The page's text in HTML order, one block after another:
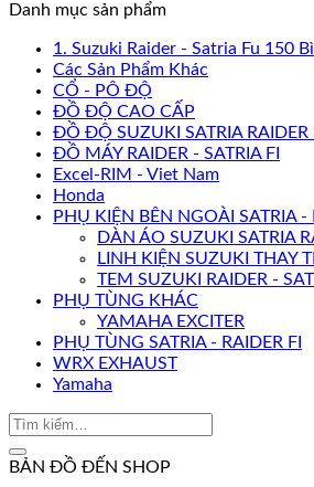
Danh mục sản phẩm
1. Suzuki Raider - Satria Fu 150
Các Sản Phẩm Khác
CỔ - PÔ ĐỘ
ĐỒ ĐỘ CAO CẤP
ĐỒ ĐỘ SUZUKI SATRIA RAIDER
ĐỒ MÁY RAIDER - SATRIA FI
Excel-RIM - Viet Nam
Honda
PHỤ KIỆN BÊN NGOÀI SATRIA -
DÀN ÁO SUZUKI SATRIA
LINH KIỆN SUZUKI THAY
TEM SUZUKI RAIDER -
PHỤ TÙNG KHÁC
YAMAHA EXCITER
PHỤ TÙNG SATRIA - RAIDER FI
WRX EXHAUST
Yamaha
BẢN ĐỒ ĐẾN SHOP